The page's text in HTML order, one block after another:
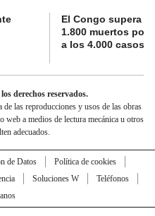
El Congo supera
1.800 muertos por
a los 4.000 casos
derechos reservados.
las reproducciones y usos de las obras
web a medios de lectura mecánica u otros
adecuados.
de Datos
Política de cookies
Soluciones W
Teléfonos